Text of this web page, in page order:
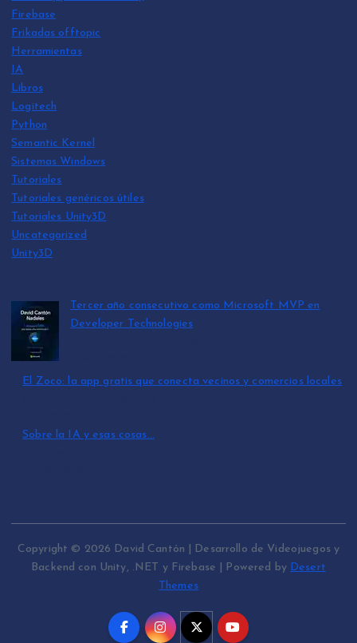
Firebase
Frikadas offtopic
Herramientas
IA
Libros
Logitech
Python
Semantic Kernel
Sistemas Windows
Tutoriales
Tutoriales genéricos útiles
Tutoriales Unity3D
Uncategorized
Unity3D
Tercer año consecutivo como Microsoft MVP en
Developer Technologies
El Zoco: la app gratis que conecta vecinos y comercios locales
Sobre la IA y esas cosas…
Copyright © 2026 David Cantón | Desarrollo de Videojuegos y
Backend con Unity, .NET y Firebase | Powered by Desert
Themes